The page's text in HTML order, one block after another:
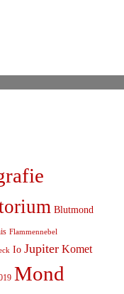
Blutmond
Flammennebel
Io Jupiter Komet
Mond